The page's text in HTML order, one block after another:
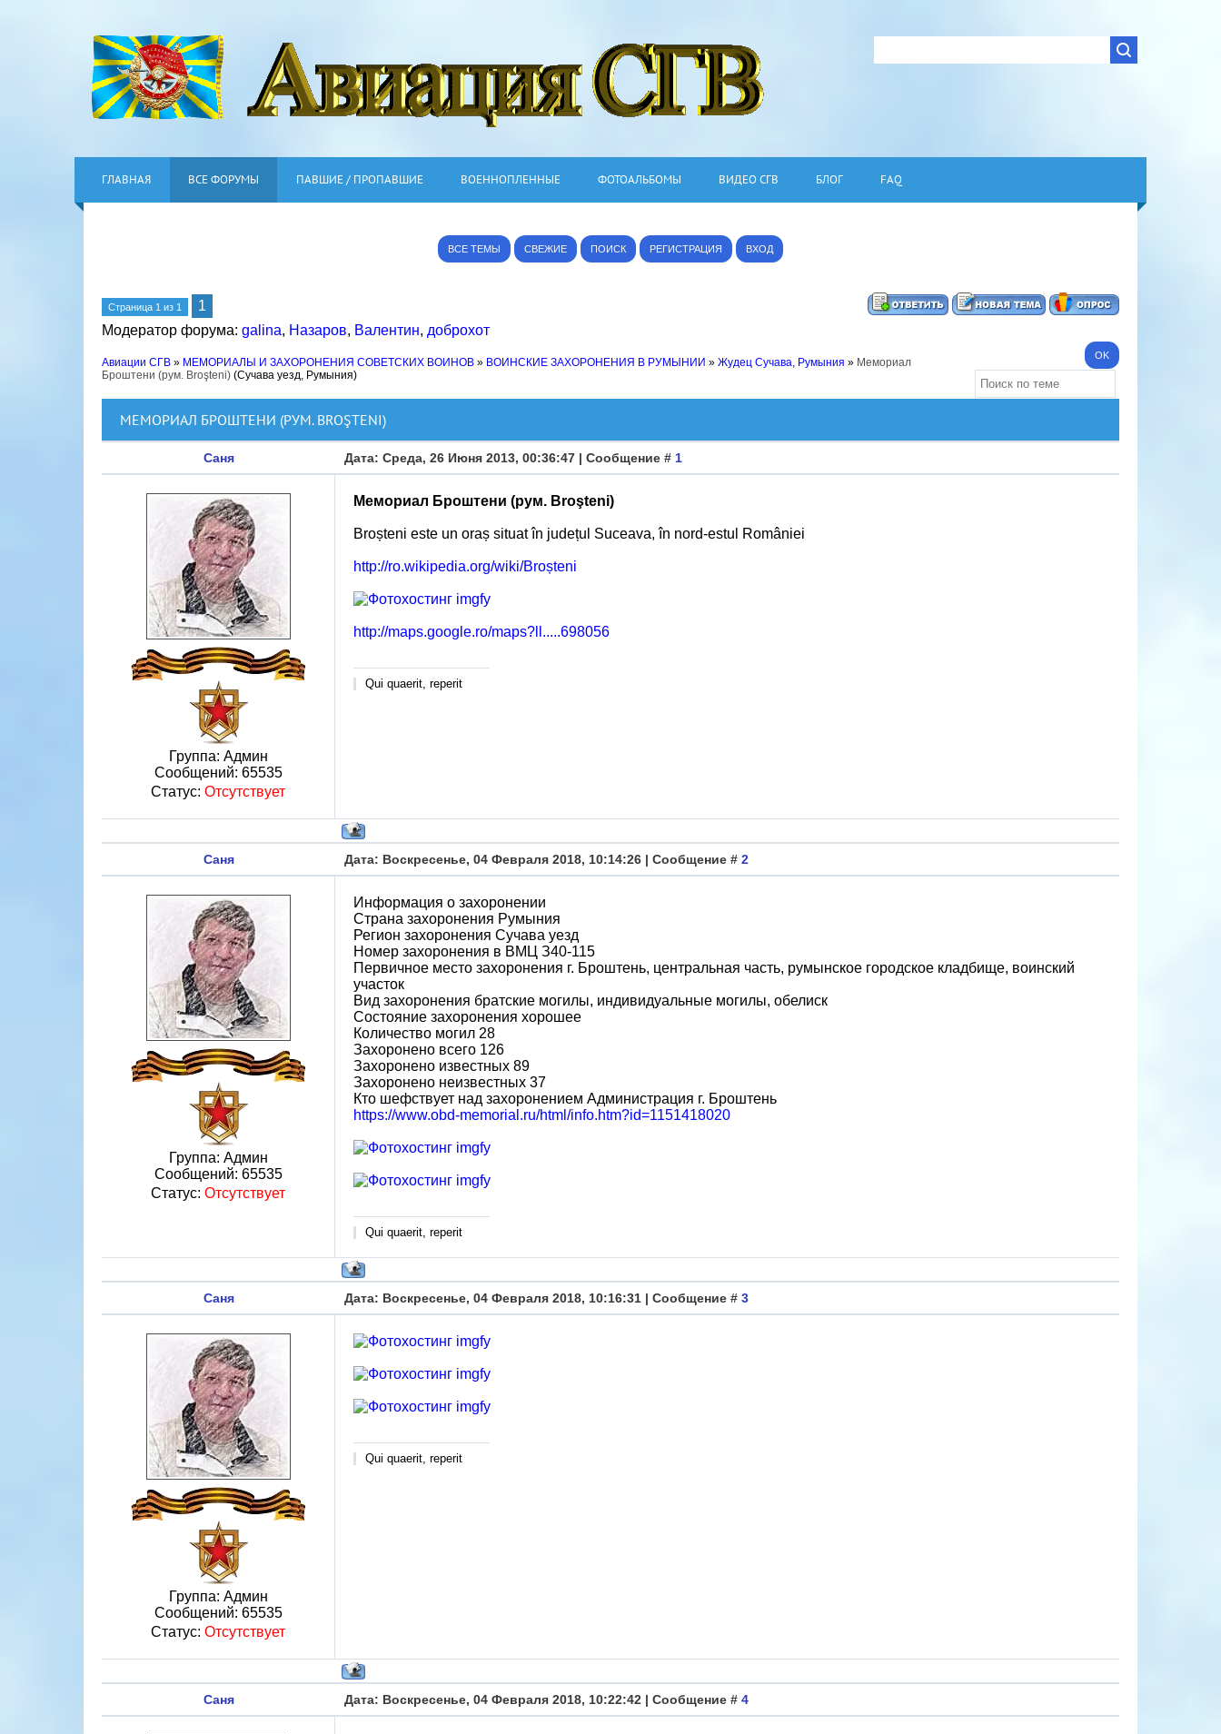
ГЛАВНАЯ ВСЕ ФОРУМЫ ПАВШИЕ / ПРОПАВШИЕ ВОЕННОПЛЕННЫЕ ФОТОАЛЬБОМЫ ВИДЕО СГВ БЛОГ FAQ
ВСЕ ТЕМЫ СВЕЖИЕ ПОИСК РЕГИСТРАЦИЯ ВХОД
Страница 1 из 1
1
Модератор форума: galina, Назаров, Валентин, доброхот
Авиации СГВ » МЕМОРИАЛЫ И ЗАХОРОНЕНИЯ СОВЕТСКИХ ВОИНОВ » ВОИНСКИЕ ЗАХОРОНЕНИЯ В РУМЫНИИ » Жудец Сучава, Румыния » Мемориал
Броштени (рум. Broşteni) (Сучава уезд, Румыния)
МЕМОРИАЛ БРОШТЕНИ (РУМ. BROŞTENI)
Саня Дата: Среда, 26 Июня 2013, 00:36:47 | Сообщение # 1
Группа: Админ
Сообщений: 65535
Статус: Отсутствует
Мемориал Броштени (рум. Broşteni)
Broșteni este un oraș situat în județul Suceava, în nord-estul României
http://ro.wikipedia.org/wiki/Broșteni
http://maps.google.ro/maps?ll.....698056
Qui quaerit, reperit
Саня Дата: Воскресенье, 04 Февраля 2018, 10:14:26 | Сообщение # 2
Группа: Админ
Сообщений: 65535
Статус: Отсутствует
Информация о захоронении
Страна захоронения Румыния
Регион захоронения Сучава уезд
Номер захоронения в ВМЦ З40-115
Первичное место захоронения г. Броштень, центральная часть, румынское городское кладбище, воинский
участок
Вид захоронения братские могилы, индивидуальные могилы, обелиск
Состояние захоронения хорошее
Количество могил 28
Захоронено всего 126
Захоронено известных 89
Захоронено неизвестных 37
Кто шефствует над захоронением Администрация г. Броштень
https://www.obd-memorial.ru/html/info.htm?id=1151418020
Qui quaerit, reperit
Саня Дата: Воскресенье, 04 Февраля 2018, 10:16:31 | Сообщение # 3
Группа: Админ
Сообщений: 65535
Статус: Отсутствует
Qui quaerit, reperit
Саня Дата: Воскресенье, 04 Февраля 2018, 10:22:42 | Сообщение # 4